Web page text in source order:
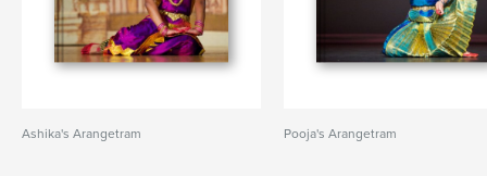
Ashika's Arangetram Pooja's Arangetram